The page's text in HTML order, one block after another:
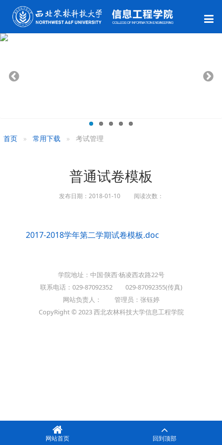
首页 常用下载 考试管理
普通试卷模板
发布日期：2018-01-10 阅读次数：
2017-2018学年第二学期试卷模板.doc
学院地址：中国·陕西·杨凌西农路22号
联系电话：029-87092352 029-87092355(传真)
网站负责人： 管理员：张钰婷
CopyRight © 2023 西北农林科技大学信息工程学院
网站首页 回到顶部